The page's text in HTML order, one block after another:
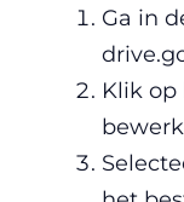
Ga in
Klik